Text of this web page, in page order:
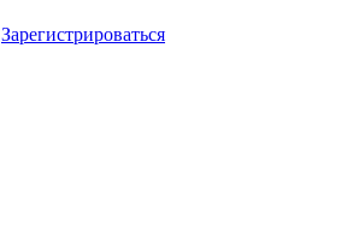
Зарегистрироваться